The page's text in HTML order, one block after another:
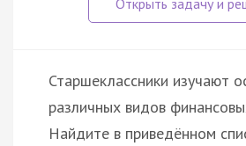
Старшеклассники изучают
различных видов
Найдите в приведённом